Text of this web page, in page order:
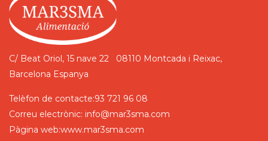
C/ Beat Oriol, 15 nave 22
08110 Montcada i Reixac,
Barcelona Espanya
Telèfon de contacte:93 721 96 08
Correu electrònic: info@mar3sma.com
Pàgina web:www.mar3sma.com